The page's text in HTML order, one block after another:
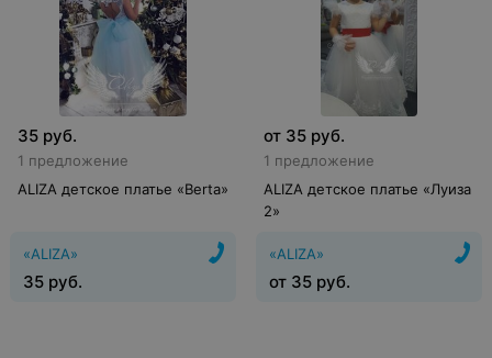
35 руб.
1 предложение
ALIZA детское платье «Berta»
«ALIZA»
35 руб.
от 35 руб.
1 предложение
ALIZA детское платье «Луиза
2»
«ALIZA»
от 35 руб.